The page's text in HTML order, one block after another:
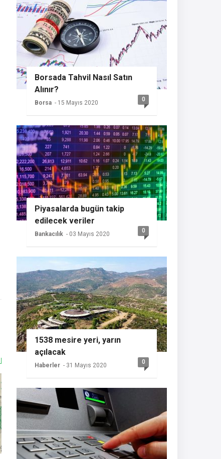
Borsada Tahvil Nasıl Satın
Alınır?
Borsa - 15 Mayıs 2020 0
Piyasalarda bugün takip
edilecek veriler
Bankacılık - 03 Mayıs 2020 0
1538 mesire yeri, yarın
açılacak
Haberler - 31 Mayıs 2020 0